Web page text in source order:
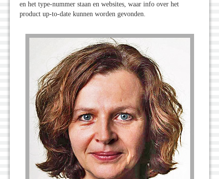
en het type-nummer staan en websites, waar info over het
product up-to-date kunnen worden gevonden.